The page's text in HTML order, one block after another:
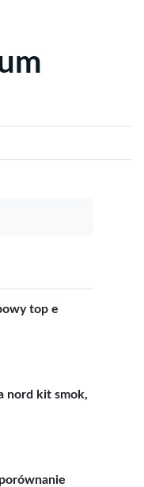
top e
nord kit smok,